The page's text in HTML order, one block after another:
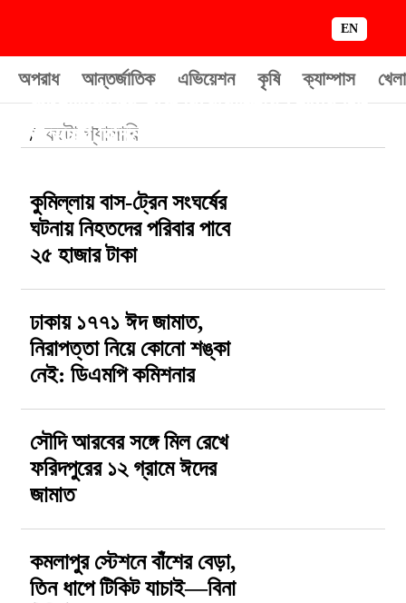
EN
অপরাধ আন্তর্জাতিক এভিয়েশন কৃষি ক্যাম্পাস
/ফটো গ্যালারি
কূটনীতিকদের সঙ্গে বিরোধীদলীয় নেতার ঈদ
শুভেচ্ছা বিনিময়
কুমিল্লায় বাস-ট্রেন সংঘর্ষের
ঘটনায় নিহতদের পরিবার পাবে
২৫ হাজার টাকা
ঢাকায় ১৭৭১ ঈদ জামাত,
নিরাপত্তা নিয়ে কোনো শঙ্কা
নেই: ডিএমপি কমিশনার
সৌদি আরবের সঙ্গে মিল রেখে
ফরিদপুরের ১২ গ্রামে ঈদের
জামাত
কমলাপুর স্টেশনে বাঁশের বেড়া,
তিন ধাপে টিকিট যাচাই—বিনা